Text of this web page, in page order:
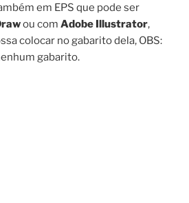
em EPS que pode ser
ou com Adobe Illustrator,
colocar no gabarito dela, OBS:
gabarito.